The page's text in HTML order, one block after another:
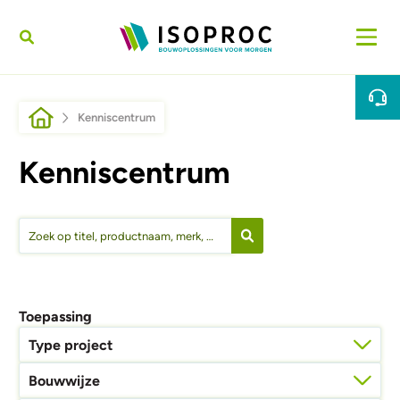
Kruimelpad
Kenniscentrum
Kenniscentrum
Toepassing
Type project
Bouwwijze